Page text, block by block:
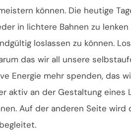
können. Die heutige
in lichtere Bahnen zu
loslassen zu können.
das wir all unsere
Energie mehr spenden, das
aktiv an der Gestaltung eines
Auf der anderen Seite wird